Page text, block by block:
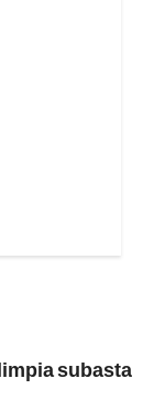
subasta